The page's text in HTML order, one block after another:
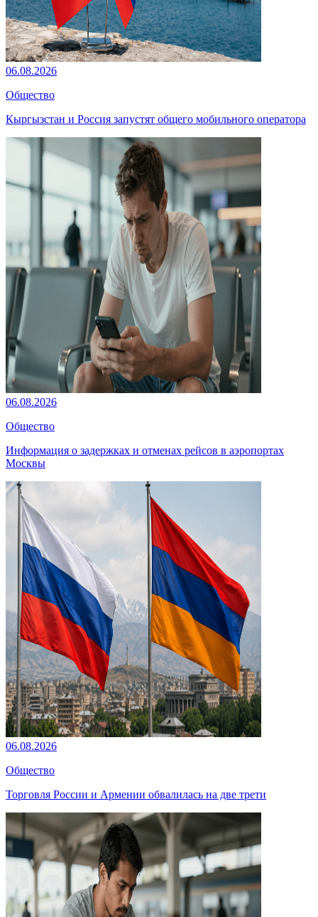
06.08.2026
Общество
Кыргызстан и Россия запустят общего мобильного оператора
06.08.2026
Общество
Информация о задержках и отменах рейсов в аэропортах
Москвы
06.08.2026
Общество
Торговля России и Армении обвалилась на две трети